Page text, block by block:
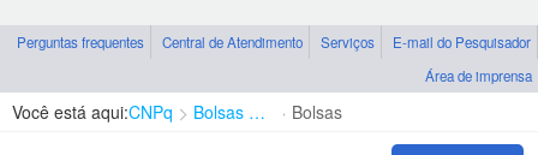
Perguntas frequentes Central de Atendimento Serviços
E-mail do Pesquisador
Área de imprensa
Você está aqui:CNPq Bolsas e Auxílios Vigentes Bolsas